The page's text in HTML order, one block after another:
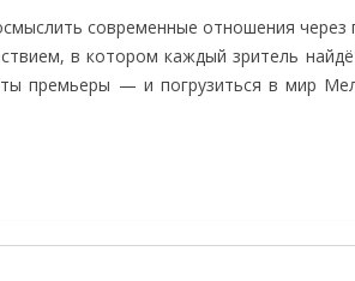
современные отношения через
в котором каждый зритель
премьеры — и погрузиться в мир